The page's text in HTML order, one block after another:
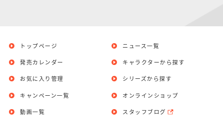
トップページ
発売カレンダー
お気に入り管理
ニュース一覧
キャラクターから探す
シリーズから探す
キャンペーン一覧
動画一覧
オンラインショップ
スタッフブログ